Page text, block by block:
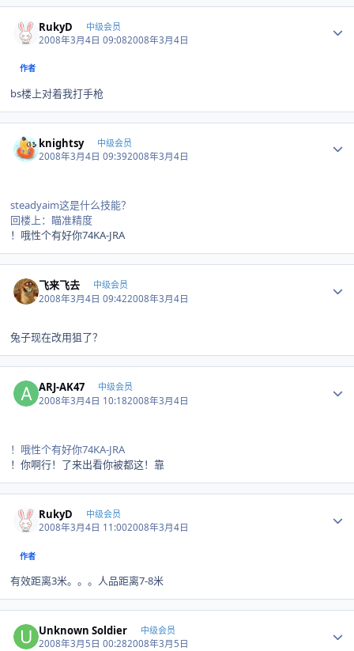
RukyD 中级会员
2008年3月4日 09:082008年3月4日
作者
bs楼上对着我打手枪
knightsy 中级会员
2008年3月4日 09:392008年3月4日
steadyaim这是什么技能？
回楼上：瞄准精度
！哦性个有好你74KA-JRA
飞来飞去 中级会员
2008年3月4日 09:422008年3月4日
兔子现在改用狙了？
ARJ-AK47 中级会员
2008年3月4日 10:182008年3月4日
！哦性个有好你74KA-JRA
！你啊行！了来出看你被都这！靠
RukyD 中级会员
2008年3月4日 11:002008年3月4日
作者
有效距离3米。。。人品距离7-8米
Unknown Soldier 中级会员
2008年3月5日 00:282008年3月5日